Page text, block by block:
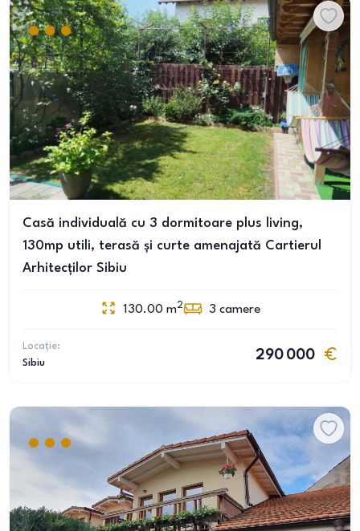
Casă individuală cu 3 dormitoare plus living,
130mp utili, terasă și curte amenajată Cartierul
Arhitecților Sibiu
130.00 m2 3 camere
Locație:
Sibiu
290 000